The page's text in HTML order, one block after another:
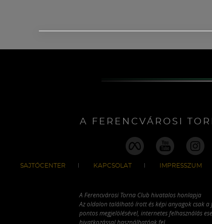
A FERENCVÁROSI
SAJTÓCENTER KAPCSOLAT IMPRESSZUM
A Ferencvárosi Torna Club hivatalos honlapja
Az oldalon található írott és képi anyagok csak a
pontos megjelölésével, internetes felhasználás
hivatkozással használhatóak fel.